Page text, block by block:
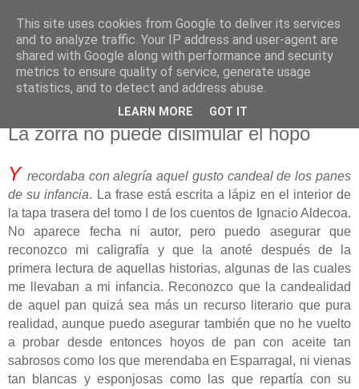
El pisapapeles de Karlsbad
Páginas de un escritor rural
lunes, 8 de abril de 2024
La zorra no puede disimular el hopo
Y recordaba con alegría aquel gusto candeal de los panes
de su infancia. La frase está escrita a lápiz en el interior de
la tapa trasera del tomo I de los cuentos de Ignacio Aldecoa.
No aparece fecha ni autor, pero puedo asegurar que
reconozco mi caligrafía y que la anoté después de la
primera lectura de aquellas historias, algunas de las cuales
me llevaban a mi infancia. Reconozco que la candealidad
de aquel pan quizá sea más un recurso literario que pura
realidad, aunque puedo asegurar también que no he vuelto
a probar desde entonces hoyos de pan con aceite tan
sabrosos como los que merendaba en Esparragal, ni vienas
tan blancas y esponjosas como las que repartía con su
This site uses cookies from Google to deliver its services
and to analyze traffic. Your IP address and user-agent are
shared with Google along with performance and security
metrics to ensure quality of service, generate usage
statistics, and to detect and address abuse.
LEARN MORE GOT IT